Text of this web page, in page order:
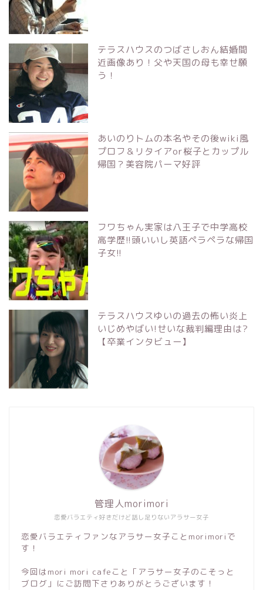
テラスハウスのつばさしおん結婚間
近画像あり！父や天国の母も幸せ願
う！
あいのりトムの本名やその後wiki風
プロフ＆リタイアor桜子とカップル
帰国？美容院パーマ好評
フワちゃん実家は八王子で中学高校
高学歴!!頭いいし英語ペラペラな帰国
子女!!
テラスハウスゆいの過去の怖い炎上
いじめやばい!せいな裁判編理由は?
【卒業インタビュー】
恋愛バラエティ好きだけど話し足りないアラサー女子
管理人morimori
恋愛バラエティファンなアラサー女子ことmorimoriで
す！
今回はmori mori cafeこと「アラサー女子のこそっと
ブログ」にご訪問下さりありがとうございます！